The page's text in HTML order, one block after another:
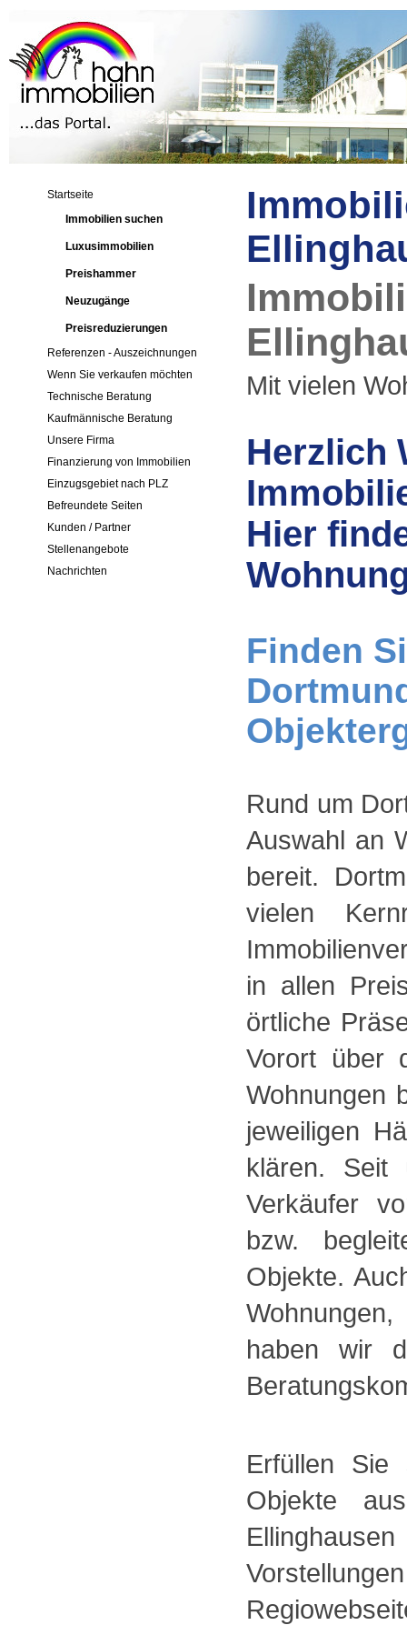
Startseite
Immobilien suchen
Luxusimmobilien
Preishammer
Neuzugänge
Preisreduzierungen
Referenzen - Auszeichnungen
Wenn Sie verkaufen möchten
Technische Beratung
Kaufmännische Beratung
Unsere Firma
Finanzierung von Immobilien
Einzugsgebiet nach PLZ
Befreundete Seiten
Kunden / Partner
Stellenangebote
Nachrichten
Mit vielen
Herzlich
Hier
Finden
Rund um
Auswahl an
bereit.
vielen
in allen
örtliche
Vorort über
Wohnungen
jeweiligen
klären. Seit
Verkäufer
bzw.
Objekte.
haben wir
Erfüllen Sie
Objekte